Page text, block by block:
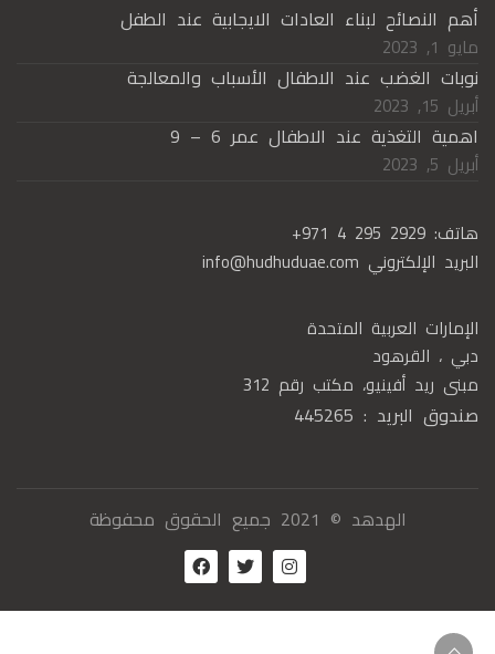
أهم النصائح لبناء العادات الايجابية عند الطفل
مايو 1, 2023
نوبات الغضب عند الاطفال الأسباب والمعالجة
أبريل 15, 2023
اهمية التغذية عند الاطفال عمر 6 – 9
أبريل 5, 2023
هاتف: +971 4 295 2929
البريد الإلكتروني info@hudhuduae.com
الإمارات العربية المتحدة
دبي ، القرهود
مبنى ريد أفينيو، مكتب رقم 312
صندوق البريد : 445265
الهدهد © 2021 جميع الحقوق محفوظة